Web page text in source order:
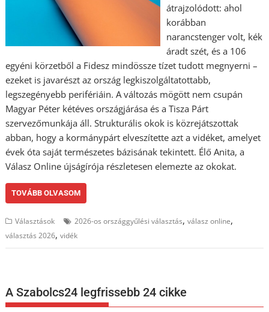
átrajzolódott: ahol
korábban
narancstenger volt, kék
áradt szét, és a 106
egyéni körzetből a Fidesz mindössze tízet tudott megnyerni –
ezeket is javarészt az ország legkiszolgáltatottabb,
legszegényebb perifériáin. A változás mögött nem csupán
Magyar Péter kétéves országjárása és a Tisza Párt
szervezőmunkája áll. Strukturális okok is közrejátszottak
abban, hogy a kormánypárt elveszítette azt a vidéket, amelyet
évek óta saját természetes bázisának tekintett. Élő Anita, a
Válasz Online újságírója részletesen elemezte az okokat.
TOVÁBB OLVASOM
Választások 2026-os országgyűlési választás,válasz online,
választás 2026,vidék
A Szabolcs24 legfrissebb 24 cikke